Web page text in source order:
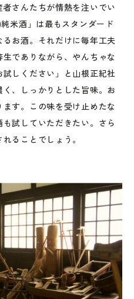
さんたちが情熱を注いでい
米酒」は最もスタンダード
お酒。それだけに毎年工夫
でありながら、やんちゃな
しください」と山根正紀社
、しっかりとした旨味。お
す。この味を受け止めたな
試していただきたい。さら
ることでしょう。